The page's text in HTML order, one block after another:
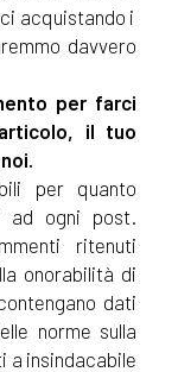
di
69
acquistando i
davvero
per farci
il tuo
per quanto
ad ogni post.
ritenuti
onorabilità di
dati
norme sulla
a insindacabile